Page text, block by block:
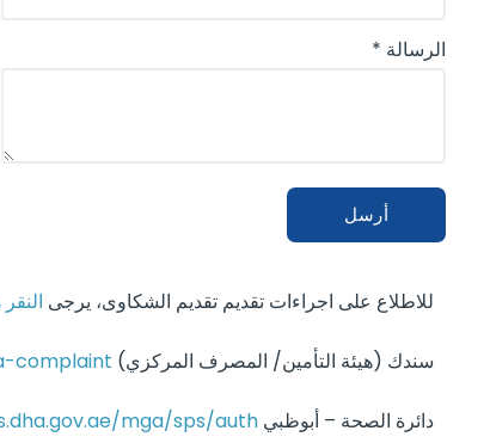
الرسالة *
للاطلاع على اجراءات تقديم تقديم الشكاوى، يرجى النقر
سندك (هيئة التأمين/ المصرف المركزي) complaint/
دائرة الصحة – أبوظبي mga/sps/auth